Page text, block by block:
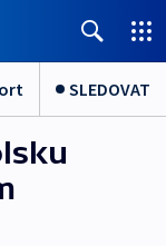
SLEDOVAT